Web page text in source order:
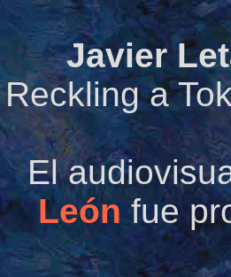
Javier
Reckling a
El
León fue